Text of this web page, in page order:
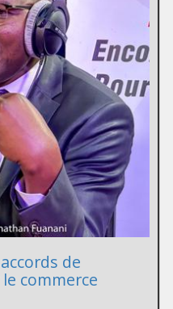
de
commerce